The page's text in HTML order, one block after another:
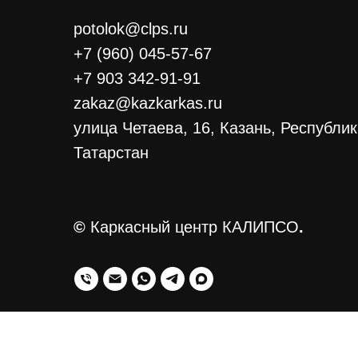
potolok@clps.ru
+7 (960) 045-57-67
+7 903 342-91-91
zakaz@kazkarkas.ru
улица Четаева, 16, Казань,
Татарстан
© Каркасный центр КАЛИПСО.